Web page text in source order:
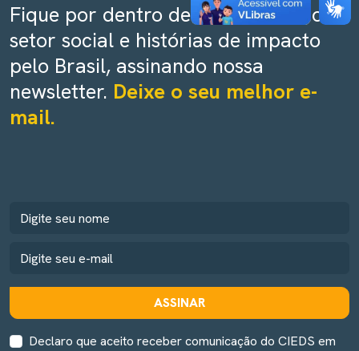
Fique por dentro de tendências do
setor social e histórias de impacto
pelo Brasil, assinando nossa
newsletter. Deixe o seu melhor e-
mail.
ASSINAR
Declaro que aceito receber comunicação do CIEDS em